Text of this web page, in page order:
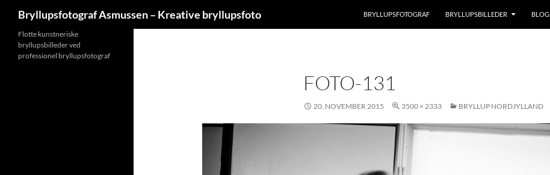
Bryllupsfotograf Asmussen – Kreative bryllupsfoto BRYLLUPSFOTOGRAF BRYLLUPSBILLEDER BLOG
FOTO-131
20. NOVEMBER 2015 3500 × 2333 BRYLLUP NORDJYLLAND
Flotte kunstneriske
bryllupsbilleder ved
professionel bryllupsfotograf